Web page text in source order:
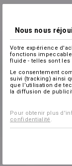
Nous nous
Votre expérience
fonctions
fluide - telles sont les
Le consentement
suivi (tracking) ainsi
que l’utilisation de
la diffusion de
Pour obtenir plus
confidentialité